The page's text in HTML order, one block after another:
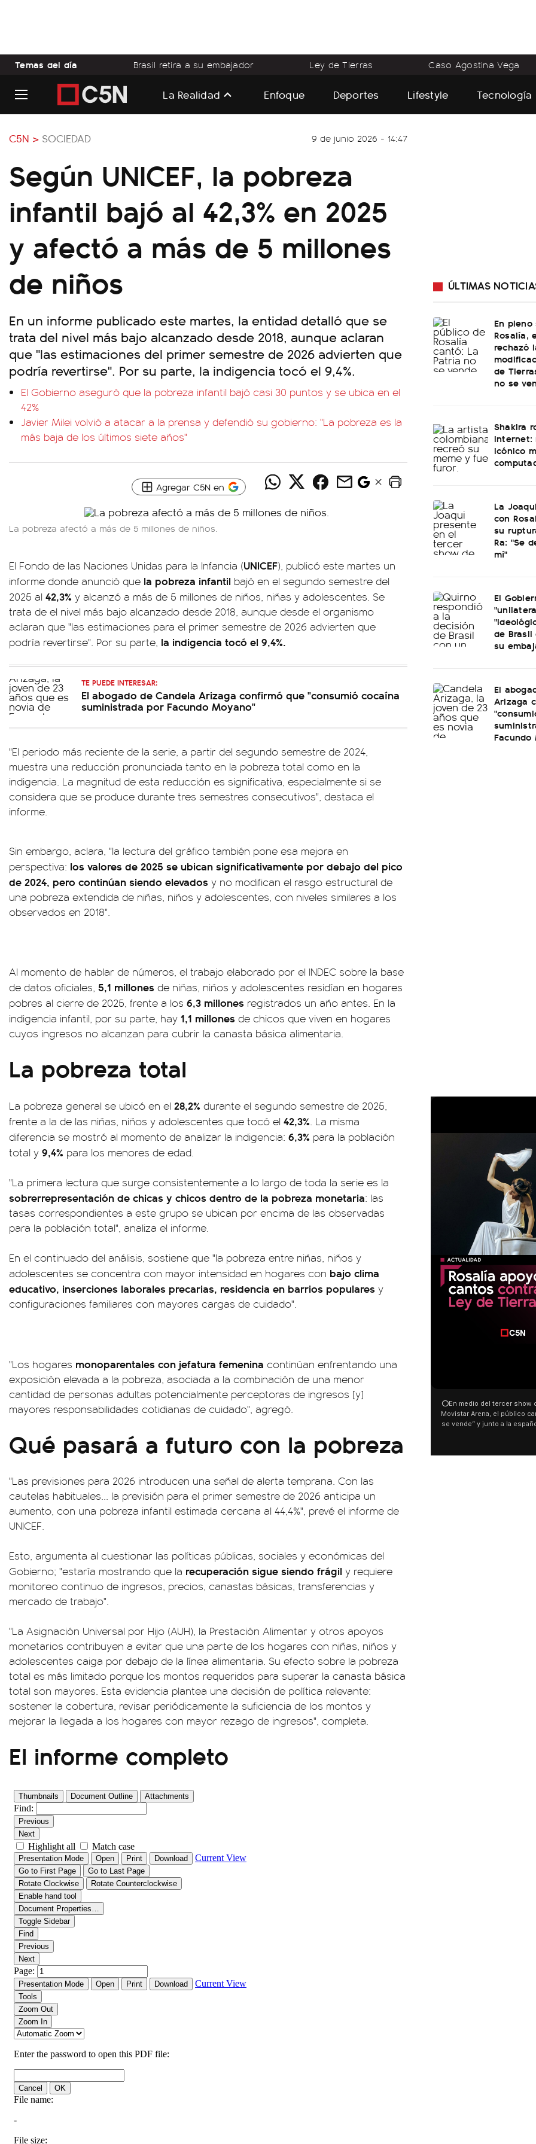
Temas del día Brasil retira a su embajador Ley de Tierras Caso Agostina Vega
La Realidad Enfoque Deportes Lifestyle Tecnología
C5N > SOCIEDAD 9 de junio 2026 - 14:47
Según UNICEF, la pobreza
infantil bajó al 42,3% en 2025
y afectó a más de 5 millones
de niños
En un informe publicado este martes, la entidad detalló que se
trata del nivel más bajo alcanzado desde 2018, aunque aclaran
que "las estimaciones del primer semestre de 2026 advierten que
podría revertirse". Por su parte, la indigencia tocó el 9,4%.
El Gobierno aseguró que la pobreza infantil bajó casi 30 puntos y se ubica en el
42%
Javier Milei volvió a atacar a la prensa y defendió su gobierno: "La pobreza es la
más baja de los últimos siete años"
Agregar C5N en
La pobreza afectó a más de 5 millones de niños.
El Fondo de las Naciones Unidas para la Infancia (UNICEF), publicó este martes un
informe donde anunció que la pobreza infantil bajó en el segundo semestre del
2025 al 42,3% y alcanzó a más de 5 millones de niños, niñas y adolescentes. Se
trata de el nivel más bajo alcanzado desde 2018, aunque desde el organismo
aclaran que "las estimaciones para el primer semestre de 2026 advierten que
podría revertirse". Por su parte, la indigencia tocó el 9,4%.
TE PUEDE INTERESAR:
El abogado de Candela Arizaga confirmó que "consumió cocaína
suministrada por Facundo Moyano"
"El periodo más reciente de la serie, a partir del segundo semestre de 2024,
muestra una reducción pronunciada tanto en la pobreza total como en la
indigencia. La magnitud de esta reducción es significativa, especialmente si se
considera que se produce durante tres semestres consecutivos", destaca el
informe.
Sin embargo, aclara, "la lectura del gráfico también pone esa mejora en
perspectiva: los valores de 2025 se ubican significativamente por debajo del pico
de 2024, pero continúan siendo elevados y no modifican el rasgo estructural de
una pobreza extendida de niñas, niños y adolescentes, con niveles similares a los
observados en 2018".
Al momento de hablar de números, el trabajo elaborado por el INDEC sobre la base
de datos oficiales, 5,1 millones de niñas, niños y adolescentes residían en hogares
pobres al cierre de 2025, frente a los 6,3 millones registrados un año antes. En la
indigencia infantil, por su parte, hay 1,1 millones de chicos que viven en hogares
cuyos ingresos no alcanzan para cubrir la canasta básica alimentaria.
La pobreza total
La pobreza general se ubicó en el 28,2% durante el segundo semestre de 2025,
frente a la de las niñas, niños y adolescentes que tocó el 42,3%. La misma
diferencia se mostró al momento de analizar la indigencia: 6,3% para la población
total y 9,4% para los menores de edad.
"La primera lectura que surge consistentemente a lo largo de toda la serie es la
sobrerrepresentación de chicas y chicos dentro de la pobreza monetaria: las
tasas correspondientes a este grupo se ubican por encima de las observadas
para la población total", analiza el informe.
En el continuado del análisis, sostiene que "la pobreza entre niñas, niños y
adolescentes se concentra con mayor intensidad en hogares con bajo clima
educativo, inserciones laborales precarias, residencia en barrios populares y
configuraciones familiares con mayores cargas de cuidado".
"Los hogares monoparentales con jefatura femenina continúan enfrentando una
exposición elevada a la pobreza, asociada a la combinación de una menor
cantidad de personas adultas potencialmente perceptoras de ingresos [y]
mayores responsabilidades cotidianas de cuidado", agregó.
Qué pasará a futuro con la pobreza
"Las previsiones para 2026 introducen una señal de alerta temprana. Con las
cautelas habituales... la previsión para el primer semestre de 2026 anticipa un
aumento, con una pobreza infantil estimada cercana al 44,4%", prevé el informe de
UNICEF.
Esto, argumenta al cuestionar las políticas públicas, sociales y económicas del
Gobierno; "estaría mostrando que la recuperación sigue siendo frágil y requiere
monitoreo continuo de ingresos, precios, canastas básicas, transferencias y
mercado de trabajo".
"La Asignación Universal por Hijo (AUH), la Prestación Alimentar y otros apoyos
monetarios contribuyen a evitar que una parte de los hogares con niñas, niños y
adolescentes caiga por debajo de la línea alimentaria. Su efecto sobre la pobreza
total es más limitado porque los montos requeridos para superar la canasta básica
total son mayores. Esta evidencia plantea una decisión de política relevante:
sostener la cobertura, revisar periódicamente la suficiencia de los montos y
mejorar la llegada a los hogares con mayor rezago de ingresos", completa.
El informe completo
ÚLTIMAS
En
Rosalía,
rechazó
de
no se
Shakira
internet:
icónico
La
con
su
Ra: "Se
mí"
El
de
su
El
Arizaga
Facundo
⭕En medio del tercer show
Movistar Arena, el público
se vende” y junto a la